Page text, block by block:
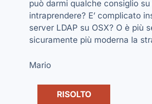
può darmi qualche consiglio
intraprendere? E’ complicato
server LDAP su OSX? O è più
sicuramente più moderna la
Mario
RISOLTO